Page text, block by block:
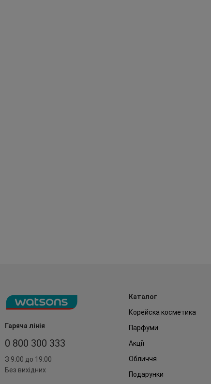
Гаряча лінія
0 800 300 333
З 9:00 до 19:00
Без вихідних
Каталог
Корейска косметика
Парфуми
Акції
Обличчя
Подарунки